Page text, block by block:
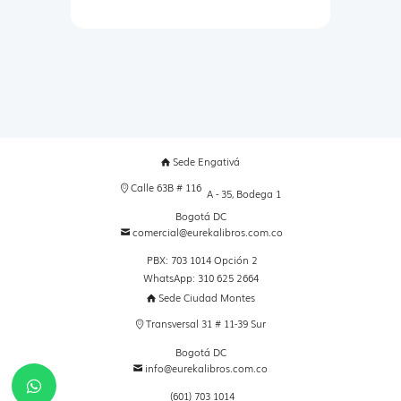
Sede Engativá
Calle 63B # 116 A - 35, Bodega 1
Bogotá DC
comercial@eurekalibros.com.co
PBX: 703 1014 Opción 2
WhatsApp: 310 625 2664
Sede Ciudad Montes
Transversal 31 # 11-39 Sur
Bogotá DC
info@eurekalibros.com.co
(601) 703 1014